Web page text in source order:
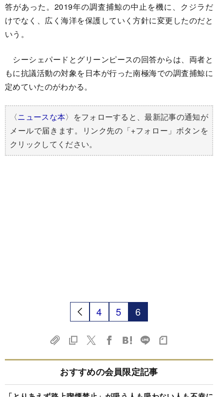
答があった。2019年の調査捕鯨の中止を機に、クジラだ
けでなく、広く海洋を保護していく方針に変更したのだと
いう。
シーシェパードとグリーンピースの回答からは、両者と
もに抗議活動の対象を日本が行った南極海での調査捕鯨に
定めていたのがわかる。
〈ニュースな本〉をフォローすると、最新記事の通知が
メールで届きます。リンク先の「+フォロー」ボタンを
クリックしてください。
4 5 6
おすすめの会員限定記事